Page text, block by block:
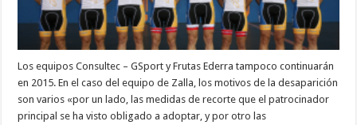
Los equipos Consultec – GSport y Frutas Ederra tampoco continuarán
en 2015. En el caso del equipo de Zalla, los motivos de la desaparición
son varios «por un lado, las medidas de recorte que el patrocinador
principal se ha visto obligado a adoptar, y por otro las